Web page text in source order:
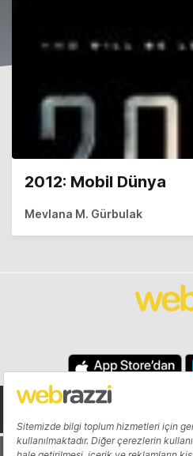
2012: Mobil Dünya
Mevlana M. Gürbulak